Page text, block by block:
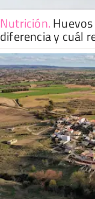
Nutrición.
diferencia y cuál